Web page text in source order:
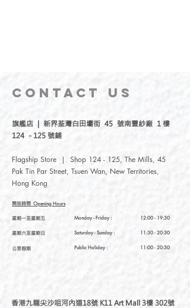
CONTACT US
旗艦店 | 新界荃灣白田壩街 45 號南豐紗廠 1 樓
124 - 125 號鋪
Flagship Store | Shop 124 - 125, The Mills, 45
Pak Tin Par Street, Tsuen Wan, New Territories,
Hong Kong
開放時間 Opening Hours
星期一至星期五
星期六至星期日
公眾假期
12:00 - 19:30
11:30 - 20:30
11:00 - 20:30
Monday - Friday :
Saturday- Sunday :
Public Holiday :
香港九龍尖沙咀河內道18號 K11 Art Mall 3樓 302號